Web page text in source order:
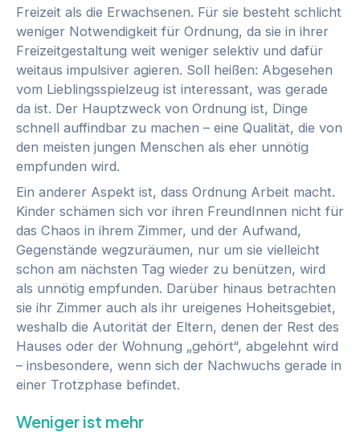
Freizeit als die Erwachsenen. Für sie besteht schlicht
weniger Notwendigkeit für Ordnung, da sie in ihrer
Freizeitgestaltung weit weniger selektiv und dafür
weitaus impulsiver agieren. Soll heißen: Abgesehen
vom Lieblingsspielzeug ist interessant, was gerade
da ist. Der Hauptzweck von Ordnung ist, Dinge
schnell auffindbar zu machen – eine Qualität, die von
den meisten jungen Menschen als eher unnötig
empfunden wird.
Ein anderer Aspekt ist, dass Ordnung Arbeit macht.
Kinder schämen sich vor ihren FreundInnen nicht für
das Chaos in ihrem Zimmer, und der Aufwand,
Gegenstände wegzuräumen, nur um sie vielleicht
schon am nächsten Tag wieder zu benützen, wird
als unnötig empfunden. Darüber hinaus betrachten
sie ihr Zimmer auch als ihr ureigenes Hoheitsgebiet,
weshalb die Autorität der Eltern, denen der Rest des
Hauses oder der Wohnung „gehört“, abgelehnt wird
– insbesondere, wenn sich der Nachwuchs gerade in
einer Trotzphase befindet.
Weniger ist mehr